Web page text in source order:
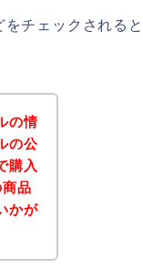
チェックされると
の情
の公
購入
品
かが